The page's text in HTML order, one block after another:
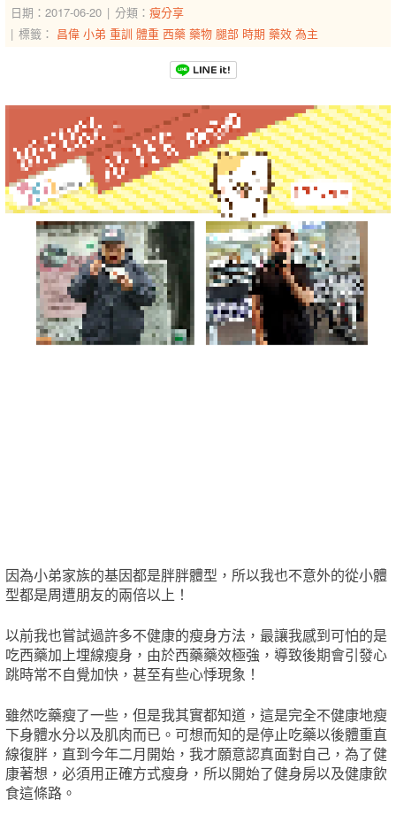
日期：2017-06-20 分類： 瘦分享
標籤： 昌偉 小弟 重訓 體重 西藥 藥物 腿部 時期 藥效 為主
因為小弟家族的基因都是胖胖體型，所以我也不意外的從小體
型都是周遭朋友的兩倍以上！
以前我也嘗試過許多不健康的瘦身方法，最讓我感到可怕的是
吃西藥加上埋線瘦身，由於西藥藥效極強，導致後期會引發心
跳時常不自覺加快，甚至有些心悸現象！
雖然吃藥瘦了一些，但是我其實都知道，這是完全不健康地瘦
下身體水分以及肌肉而已。可想而知的是停止吃藥以後體重直
線復胖，直到今年二月開始，我才願意認真面對自己，為了健
康著想，必須用正確方式瘦身，所以開始了健身房以及健康飲
食這條路。